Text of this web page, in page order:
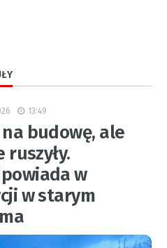
13:49
budowę, ale
ruszyły.
w
w starym